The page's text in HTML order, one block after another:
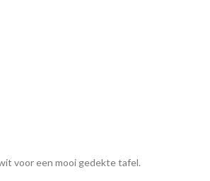
voor een mooi gedekte tafel.